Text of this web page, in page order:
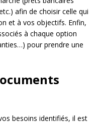
afin de choisir celle qui
et à vos objectifs. Enfin,
à chaque option
pour prendre une
besoins identifiés, il est